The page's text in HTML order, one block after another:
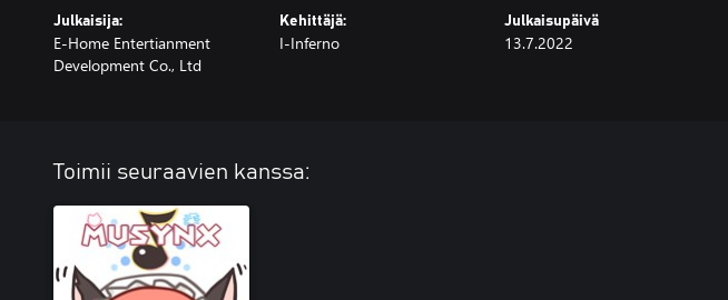
Julkaisija:
E-Home Entertianment
Development Co., Ltd
Kehittäjä:
I-Inferno
Julkaisupäivä
13.7.2022
Toimii seuraavien kanssa: